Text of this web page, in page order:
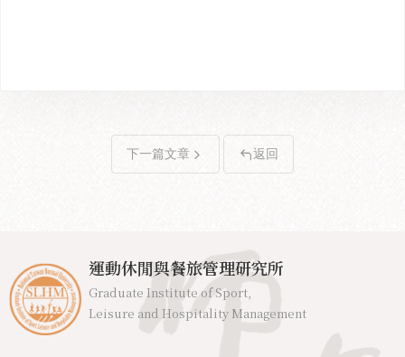
下一篇文章 返回
運動休閒與餐旅管理研究所
Graduate Institute of Sport,
Leisure and Hospitality Management